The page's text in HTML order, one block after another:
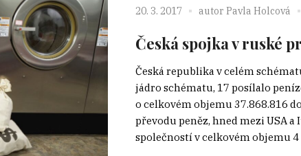
20. 3. 2017 autor Pavla Holcová
Česká spojka v ruské
Česká republika v celém
jádro schématu, 17 posílalo
o celkovém objemu 37.868.816
převodu peněz, hned mezi USA
společností v celkovém objemu 4